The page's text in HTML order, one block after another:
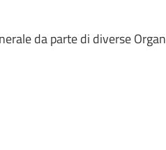
da parte di diverse